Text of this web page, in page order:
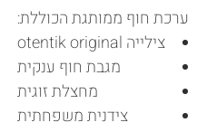
ערכת חוף ממותגת הכוללת:
צילייה otentik original
מגבת חוף ענקית
מחצלת זוגית
צידנית משפחתית